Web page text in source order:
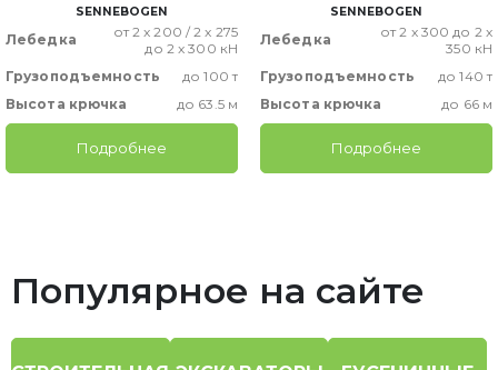
SENNEBOGEN
Лебедка
от 2 x 200 / 2 x 275
до 2 x 300 кН
Грузоподъемность
до 100 т
Высота крючка
до 63.5 м
Подробнее
SENNEBOGEN
Лебедка
от 2 x 300 до 2 x
350 кН
Грузоподъемность
до 140 т
Высота крючка
до 66 м
Подробнее
Популярное на сайте